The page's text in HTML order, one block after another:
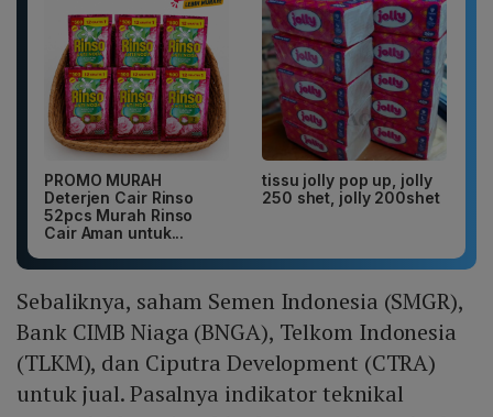
PROMO MURAH
Deterjen Cair Rinso
52pcs Murah Rinso
Cair Aman untuk...
tissu jolly pop up, jolly
250 shet, jolly 200shet
Sebaliknya, saham Semen Indonesia (SMGR),
Bank CIMB Niaga (BNGA), Telkom Indonesia
(TLKM), dan Ciputra Development (CTRA)
untuk jual. Pasalnya indikator teknikal